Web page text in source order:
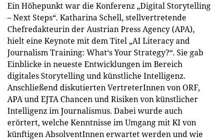
Ein Höhepunkt war die Konferenz „Digital Storytelling
– Next Steps“. Katharina Schell, stellvertretende
Chefredakteurin der Austrian Press Agency (APA),
hielt eine Keynote mit dem Titel „AI Literacy and
Journalism Training: What‘s Your Strategy?“. Sie gab
Einblicke in neueste Entwicklungen im Bereich
digitales Storytelling und künstliche Intelligenz.
Anschließend diskutierten VertreterInnen von ORF,
APA und EJTA Chancen und Risiken von künstlicher
Intelligenz im Journalismus. Dabei wurde auch
erörtert, welche Kenntnisse im Umgang mit KI von
künftigen AbsolventInnen erwartet werden und wie